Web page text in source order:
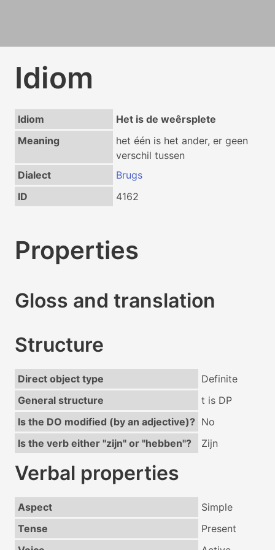
Idiom
Idiom
Het is de weêrsplete
Meaning
het één is het ander, er geen
verschil tussen
Dialect
Brugs
ID
4162
Properties
Gloss and translation
Structure
Direct object type
Definite
General structure
t is DP
Is the DO modified (by an adjective)? No
Is the verb either "zijn" or "hebben"?
Zijn
Verbal properties
Aspect
Simple
Tense
Present